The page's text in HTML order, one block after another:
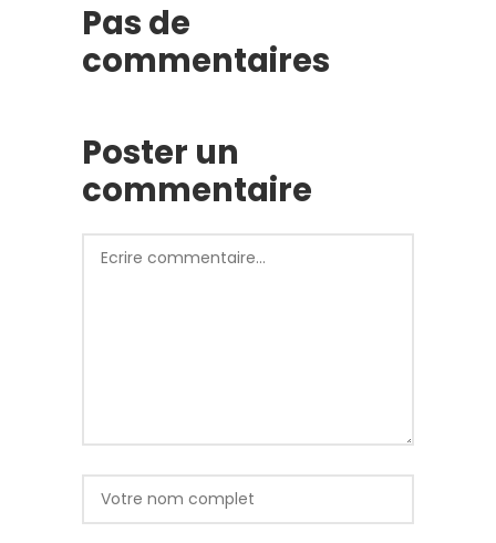
Pas de
commentaires
Poster un
commentaire